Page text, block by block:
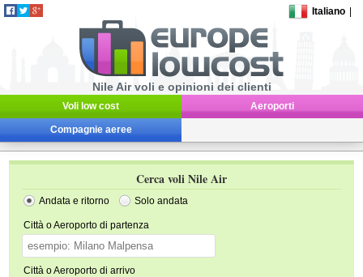
Italiano
Nile Air voli e opinioni dei clienti
Voli low cost Aeroporti
Compagnie aeree
Cerca voli Nile Air
Andata e ritorno Solo andata
Città o Aeroporto di partenza
Città o Aeroporto di arrivo